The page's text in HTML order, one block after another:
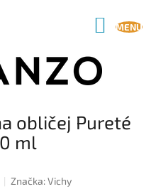
obličej Pureté
ml
Značka:Vichy